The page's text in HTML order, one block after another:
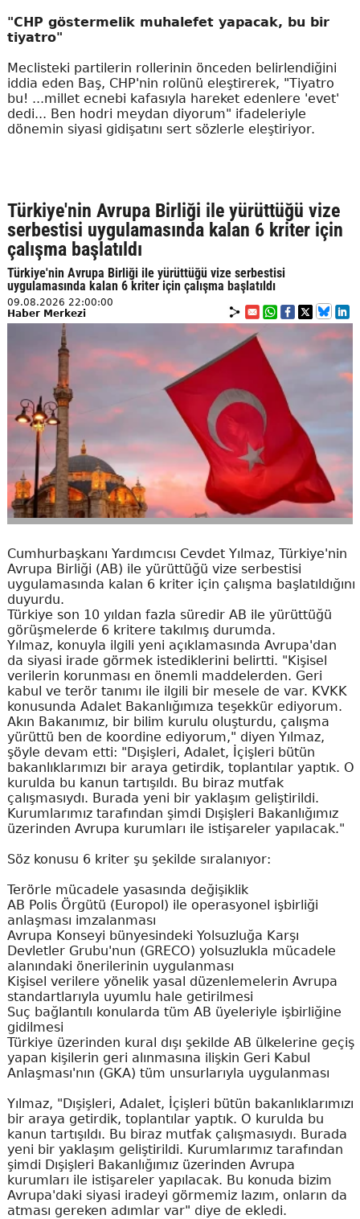
"CHP göstermelik muhalefet yapacak, bu bir
tiyatro"
Meclisteki partilerin rollerinin önceden belirlendiğini
iddia eden Baş, CHP'nin rolünü eleştirerek, "Tiyatro
bu! ...millet ecnebi kafasıyla hareket edenlere 'evet'
dedi... Ben hodri meydan diyorum" ifadeleriyle
dönemin siyasi gidişatını sert sözlerle eleştiriyor.
Türkiye'nin Avrupa Birliği ile yürüttüğü vize
serbestisi uygulamasında kalan 6 kriter için
çalışma başlatıldı
Türkiye'nin Avrupa Birliği ile yürüttüğü vize serbestisi
uygulamasında kalan 6 kriter için çalışma başlatıldı
09.08.2026 22:00:00
Haber Merkezi
Cumhurbaşkanı Yardımcısı Cevdet Yılmaz, Türkiye'nin
Avrupa Birliği (AB) ile yürüttüğü vize serbestisi
uygulamasında kalan 6 kriter için çalışma başlatıldığını
duyurdu.
Türkiye son 10 yıldan fazla süredir AB ile yürüttüğü
görüşmelerde 6 kritere takılmış durumda.
Yılmaz, konuyla ilgili yeni açıklamasında Avrupa'dan
da siyasi irade görmek istediklerini belirtti. "Kişisel
verilerin korunması en önemli maddelerden. Geri
kabul ve terör tanımı ile ilgili bir mesele de var. KVKK
konusunda Adalet Bakanlığımıza teşekkür ediyorum.
Akın Bakanımız, bir bilim kurulu oluşturdu, çalışma
yürüttü ben de koordine ediyorum," diyen Yılmaz,
şöyle devam etti: "Dışişleri, Adalet, İçişleri bütün
bakanlıklarımızı bir araya getirdik, toplantılar yaptık. O
kurulda bu kanun tartışıldı. Bu biraz mutfak
çalışmasıydı. Burada yeni bir yaklaşım geliştirildi.
Kurumlarımız tarafından şimdi Dışişleri Bakanlığımız
üzerinden Avrupa kurumları ile istişareler yapılacak."
Söz konusu 6 kriter şu şekilde sıralanıyor:
Terörle mücadele yasasında değişiklik
AB Polis Örgütü (Europol) ile operasyonel işbirliği
anlaşması imzalanması
Avrupa Konseyi bünyesindeki Yolsuzluğa Karşı
Devletler Grubu'nun (GRECO) yolsuzlukla mücadele
alanındaki önerilerinin uygulanması
Kişisel verilere yönelik yasal düzenlemelerin Avrupa
standartlarıyla uyumlu hale getirilmesi
Suç bağlantılı konularda tüm AB üyeleriyle işbirliğine
gidilmesi
Türkiye üzerinden kural dışı şekilde AB ülkelerine geçiş
yapan kişilerin geri alınmasına ilişkin Geri Kabul
Anlaşması'nın (GKA) tüm unsurlarıyla uygulanması
Yılmaz, "Dışişleri, Adalet, İçişleri bütün bakanlıklarımızı
bir araya getirdik, toplantılar yaptık. O kurulda bu
kanun tartışıldı. Bu biraz mutfak çalışmasıydı. Burada
yeni bir yaklaşım geliştirildi. Kurumlarımız tarafından
şimdi Dışişleri Bakanlığımız üzerinden Avrupa
kurumları ile istişareler yapılacak. Bu konuda bizim
Avrupa'daki siyasi iradeyi görmemiz lazım, onların da
atması gereken adımlar var" diye de ekledi.